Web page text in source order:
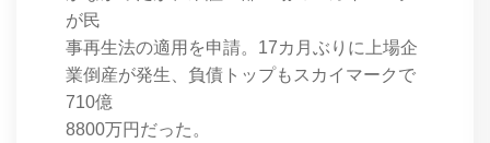
が民
事再生法の適用を申請。17カ月ぶりに上場企
業倒産が発生、負債トップもスカイマークで
710億
8800万円だった。